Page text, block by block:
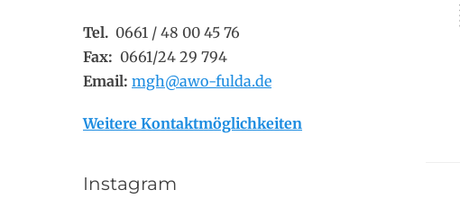
Tel. 0661 / 48 00 45 76
Fax: 0661/24 29 794
Email: mgh@awo-fulda.de
Weitere Kontaktmöglichkeiten
Instagram